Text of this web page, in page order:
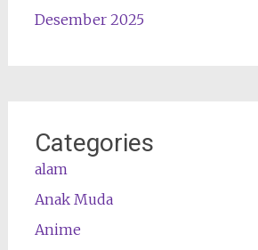
Desember 2025
Categories
alam
Anak Muda
Anime